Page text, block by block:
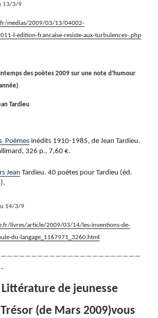
13/3/9
medias/2009/03/13/04002-
l-edition-francaise-resiste-aux-turbulences-.php
des poètes 2009 sur une note d’humour
Tardieu
Poèmes inédits 1910-1985, de Jean Tardieu.
326 p., 7,60 €.
Jean Tardieu. 40 poètes pour Tardieu (éd.
14/3/9
livres/article/2009/03/14/les-inventions-de-
du-langage_1167971_3260.html
de jeunesse
(de Mars 2009)vous